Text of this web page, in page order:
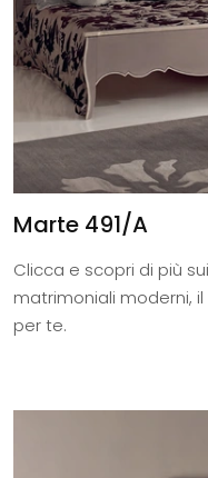
Marte 491/A
Clicca e scopri di più
matrimoniali moderni,
per te.